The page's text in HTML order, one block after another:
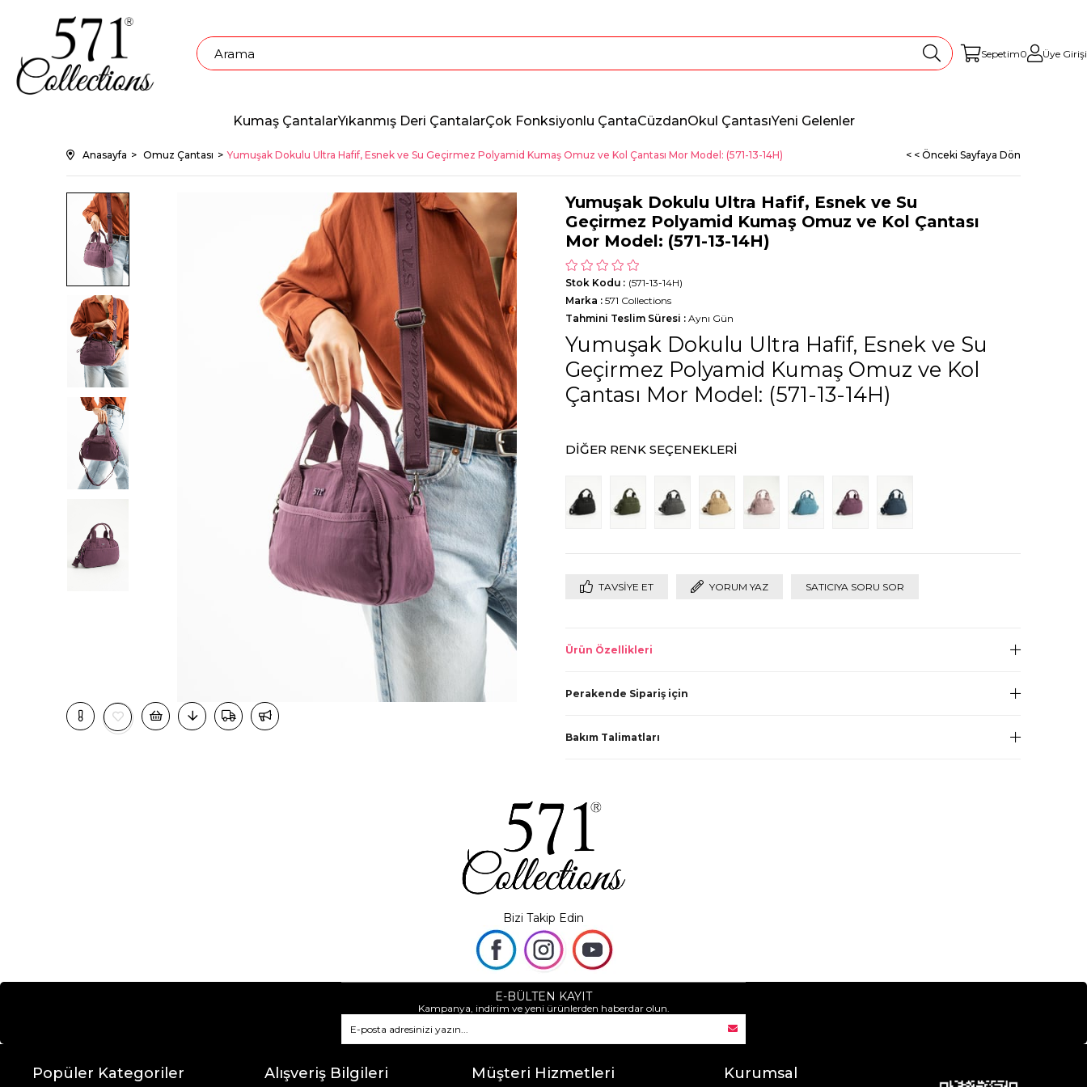
Sepetim0 Üye Girişi
Kumaş ÇantalarYıkanmış Deri ÇantalarÇok Fonksiyonlu ÇantaCüzdanOkul ÇantasıYeni Gelenler
Anasayfa Omuz Çantası Yumuşak Dokulu Ultra Hafif, Esnek ve Su Geçirmez Polyamid Kumaş Omuz ve Kol Çantası Mor Model: (571-13-14H) < < Önceki Sayfaya Dön
Yumuşak Dokulu Ultra Hafif, Esnek ve Su
Geçirmez Polyamid Kumaş Omuz ve Kol Çantası
Mor Model: (571-13-14H)
(571-13-14H)
Stok Kodu
Marka : 571 Collections
Tahmini Teslim Süresi : Aynı Gün
Yumuşak Dokulu Ultra Hafif, Esnek ve Su
Geçirmez Polyamid Kumaş Omuz ve Kol
Çantası Mor Model: (571-13-14H)
DIĞER RENK SEÇENEKLERI
TAVSIYE ET YORUM YAZ SATICIYA SORU SOR
Ürün Özellikleri
Perakende Sipariş için
Bakım Talimatları
Bizi Takip Edin
E-BÜLTEN KAYIT
Kampanya, indirim ve yeni ürünlerden haberdar olun.
Popüler Kategoriler Alışveriş Bilgileri Müşteri Hizmetleri Kurumsal